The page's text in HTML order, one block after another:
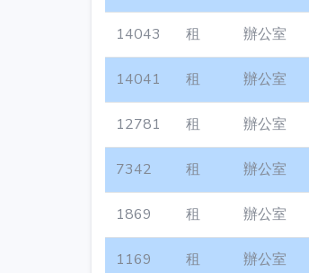
14043 租 辦公室
14041 租 辦公室
12781 租 辦公室
7342 租 辦公室
1869 租 辦公室
1169 租 辦公室